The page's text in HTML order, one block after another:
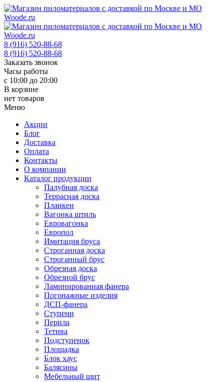
8 (916) 520-88-68
8 (916) 520-88-68
Заказать звонок
Часы работы
с 10:00 до 20:00
В корзине
нет товаров
Меню
Акции
Блог
Доставка
Оплата
Контакты
О компании
Каталог продукции
Палубная доска
Террасная доска
Планкен
Вагонка штиль
Евровагонка
Европол
Имитация бруса
Строганная доска
Строганный брус
Обрезная доска
Обрезной брус
Ламинированная фанера
Погонажные изделия
ДСП-фанера
Ступени
Перила
Тетива
Подступенок
Площадка
Блок хаус
Балясины
Мебельный щит